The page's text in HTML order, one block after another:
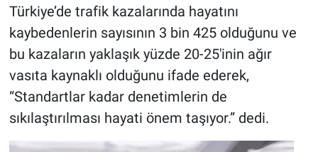
Türkiye’de trafik kazalarında hayatını
kaybedenlerin sayısının 3 bin 425 olduğunu ve
bu kazaların yaklaşık yüzde 20-25'inin ağır
vasıta kaynaklı olduğunu ifade ederek,
“Standartlar kadar denetimlerin de
sıkılaştırılması hayati önem taşıyor.” dedi.